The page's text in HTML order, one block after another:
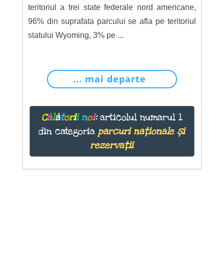
teritoriul a trei state federale nord americane,
96% din suprafata parcului se afla pe teritoriul
statului Wyoming, 3% pe ...
... mai departe
Călătorii noi:articolul numarul 1
din categoriaparcuri naționale și
rezervații